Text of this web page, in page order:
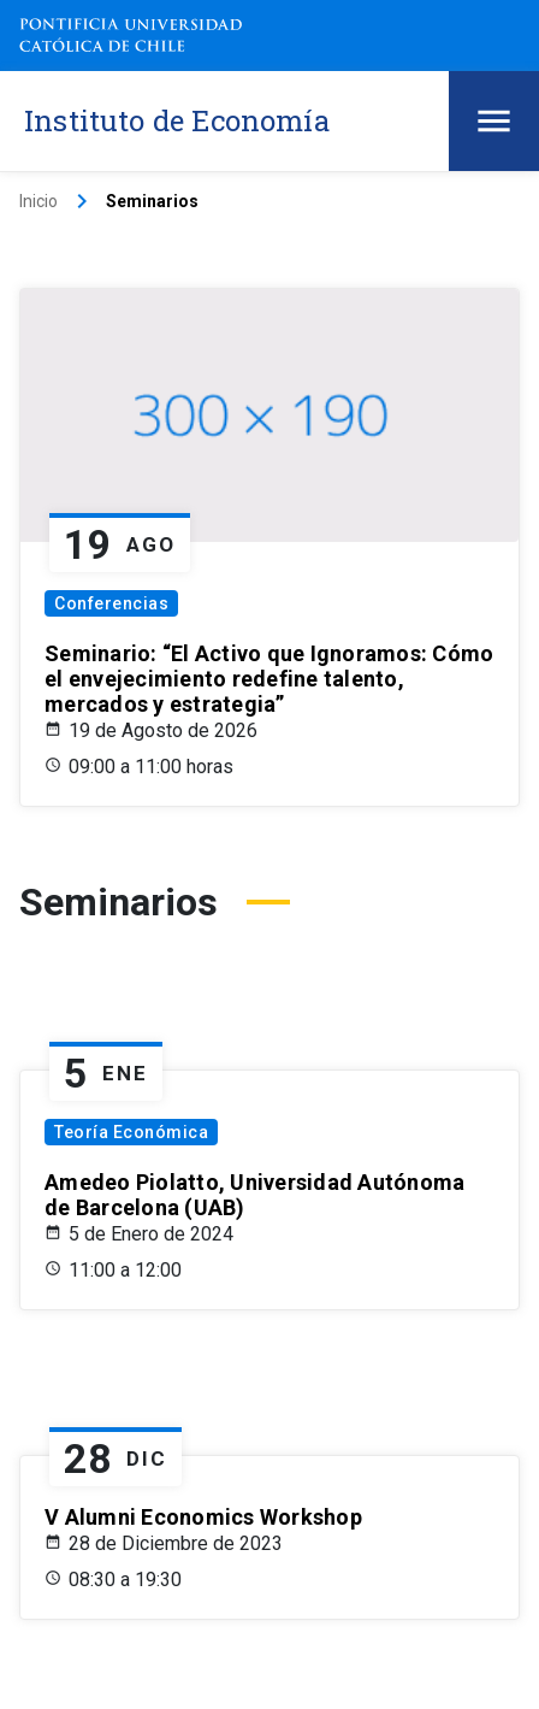
Instituto de Economía
Inicio keyboard_arrow_right Seminarios
19 AGO
Conferencias
Seminario: “El Activo que Ignoramos: Cómo
el envejecimiento redefine talento,
mercados y estrategia”
19 de Agosto de 2026
09:00 a 11:00 horas
Seminarios
5 ENE
Teoría Económica
Amedeo Piolatto, Universidad Autónoma
de Barcelona (UAB)
5 de Enero de 2024
11:00 a 12:00
28 DIC
V Alumni Economics Workshop
28 de Diciembre de 2023
08:30 a 19:30